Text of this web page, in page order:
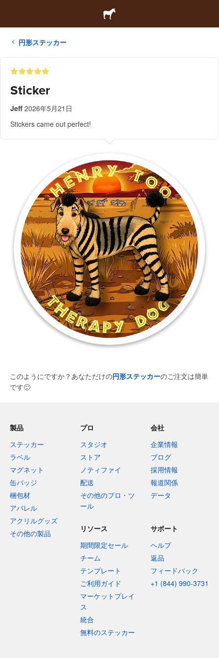
円形ステッカー
Sticker
Jeff 2026年5月21日
Stickers came out perfect!
このようにですか？あなただけの円形ステッカーのご注文は簡単
です🙂
製品
ステッカー
ラベル
マグネット
缶バッジ
梱包材
アパレル
アクリルグッズ
その他の製品
プロ
スタジオ
ストア
ノティファイ
配送
その他のプロ・ツ
ール
会社
企業情報
ブログ
採用情報
報道関係
データ
リソース
期間限定セール
チーム
テンプレート
ご利用ガイド
マーケットプレイ
ス
統合
無料のステッカー
サポート
ヘルプ
返品
フィードバック
+1 (844) 990-3731